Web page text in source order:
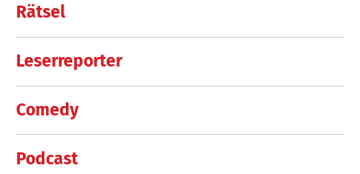
Rätsel
Leserreporter
Comedy
Podcast